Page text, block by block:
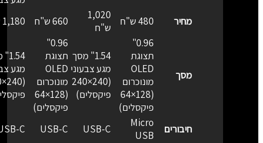
מחיר
480 ש"ח
1,020
ש"ח
660 ש"ח 1,180 ש"ח
מסך
0.96"
תצוגת
OLED
מונוכרום
(128×64
פיקסלים)
1.54" מסך
מגע צבעוני
(240×240
פיקסלים)
0.96"
תצוגת
OLED
מונוכרום
(128×64
פיקסלים)
מגע
חיבורים
Micro
USB
USB-C
USB-C
USB-C